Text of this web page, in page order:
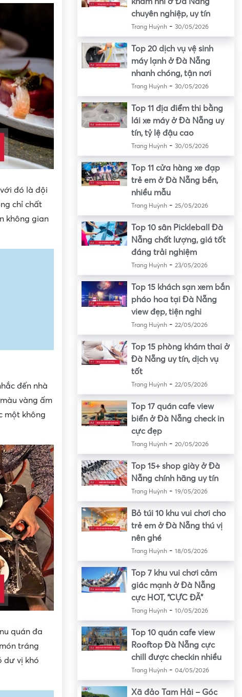
đó là đội
chỉ chất
không gian
đến nhà
vàng ấm
một không
quán đa
tráng
dư vị khó
chuyên nghiệp, uy tín
Trang Huỳnh- 30/05/2026
Top 20 dịch vụ vệ sinh
máy lạnh ở Đà Nẵng
nhanh chóng, tận nơi
Trang Huỳnh- 30/05/2026
Top 11 địa điểm thi bằng
lái xe máy ở Đà Nẵng uy
tín, tỷ lệ đậu cao
Trang Huỳnh- 30/05/2026
Top 11 cửa hàng xe đạp
trẻ em ở Đà Nẵng bền,
nhiều mẫu
Trang Huỳnh- 25/05/2026
Top 10 sân Pickleball Đà
Nẵng chất lượng, giá tốt
đáng trải nghiệm
Trang Huỳnh- 23/05/2026
Top 15 khách sạn xem bắn
pháo hoa tại Đà Nẵng
view đẹp, tiện nghi
Trang Huỳnh- 22/05/2026
Top 15 phòng khám thai ở
Đà Nẵng uy tín, dịch vụ
tốt
Trang Huỳnh- 22/05/2026
Top 17 quán cafe view
biển ở Đà Nẵng check in
cực đẹp
Trang Huỳnh- 20/05/2026
Top 15+ shop giày ở Đà
Nẵng chính hãng uy tín
Trang Huỳnh- 19/05/2026
Bỏ túi 10 khu vui chơi cho
trẻ em ở Đà Nẵng thú vị
nên ghé
Trang Huỳnh- 18/05/2026
Top 7 khu vui chơi cảm
giác mạnh ở Đà Nẵng
cực HOT, “CỰC ĐÃ”
Trang Huỳnh- 10/05/2026
Top 10 quán cafe view
Rooftop Đà Nẵng cực
chill được checkin nhiều
Trang Huỳnh- 04/05/2026
Xã đảo Tam Hải – Góc